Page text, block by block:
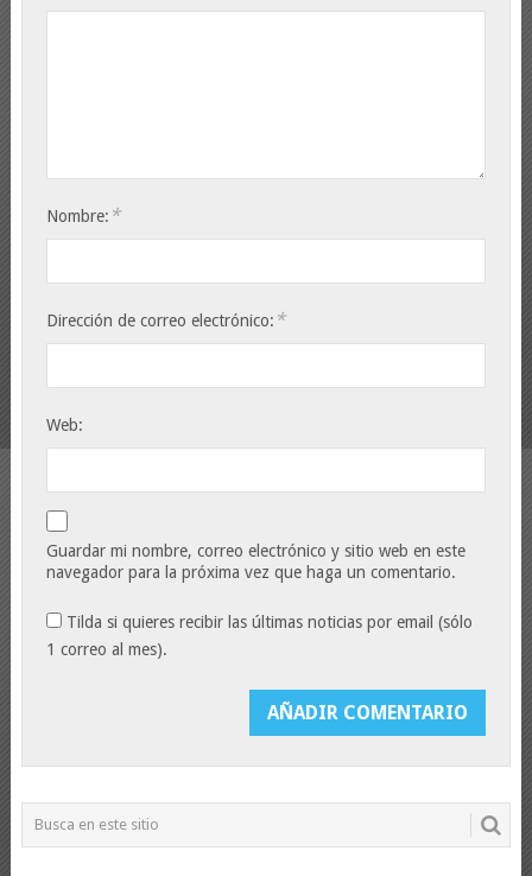
Nombre: *
Dirección de correo electrónico: *
Web:
Guardar mi nombre, correo electrónico y sitio web en este
navegador para la próxima vez que haga un comentario.
Tilda si quieres recibir las últimas noticias por email (sólo
1 correo al mes).